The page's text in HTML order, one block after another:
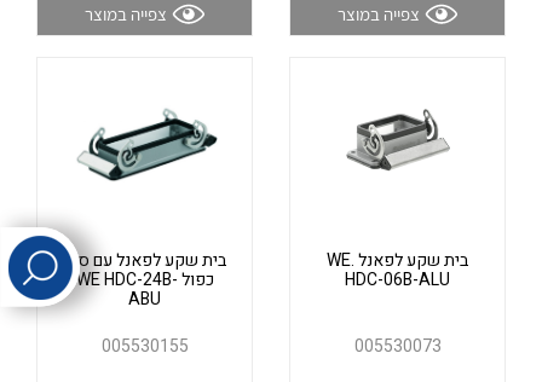
לכל מוצרי היצרן לכל מוצרי היצרן
לכל מוצרי היצרן לכל מוצרי היצרן
צפייה במוצר צפייה במוצר
בית שקע לפאנל WE.
HDC-06B-ALU
005530073
בית שקע לפאנל עם סגר
כפול WE HDC-24B-
ABU
005530155